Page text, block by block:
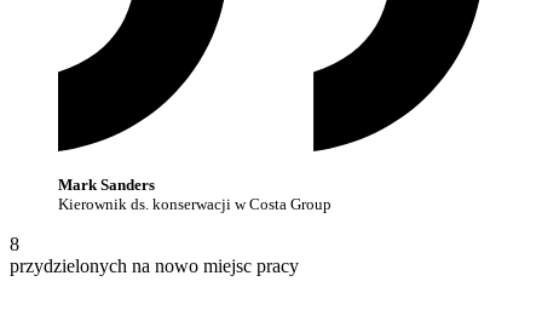
Mark Sanders
Kierownik ds. konserwacji w Costa Group
8
przydzielonych na nowo miejsc pracy